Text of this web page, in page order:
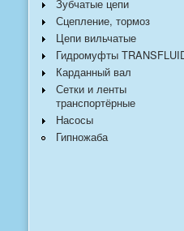
Зубчатые цепи
Сцепление, тормоз
Цепи вильчатые
Гидромуфты
Карданный вал
Сетки и ленты
транспортёрные
Насосы
Гипножаба